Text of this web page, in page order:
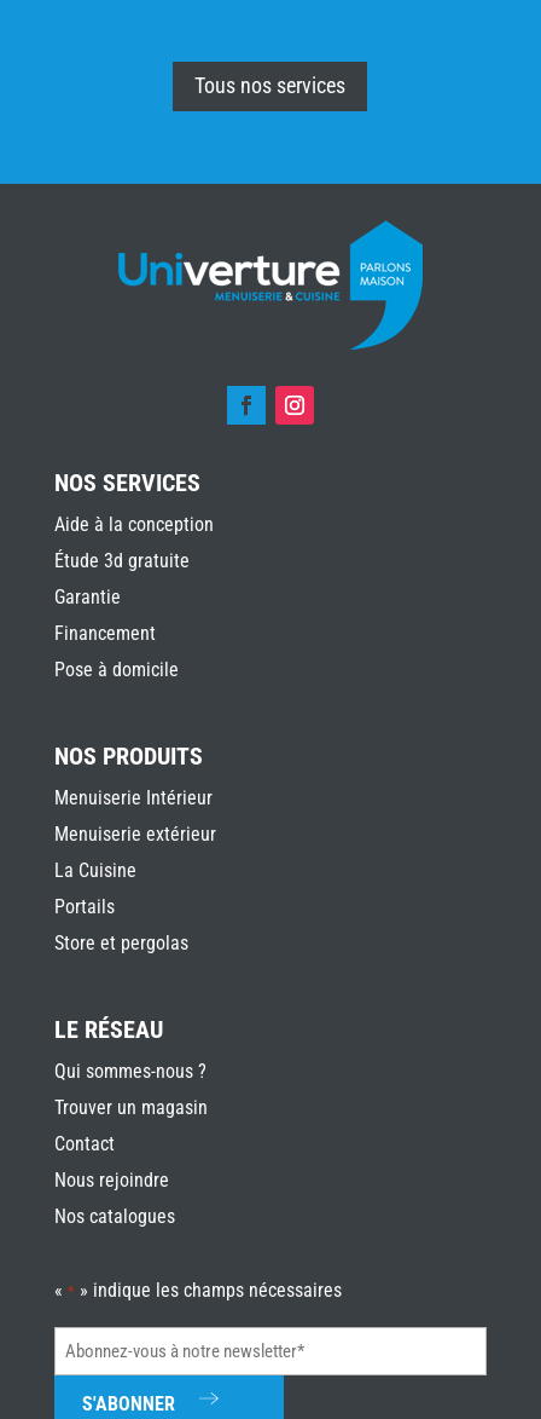
Tous nos services
NOS SERVICES
Aide à la conception
Étude 3d gratuite
Garantie
Financement
Pose à domicile
NOS PRODUITS
Menuiserie Intérieur
Menuiserie extérieur
La Cuisine
Portails
Store et pergolas
LE RÉSEAU
Qui sommes-nous ?
Trouver un magasin
Contact
Nous rejoindre
Nos catalogues
« * » indique les champs nécessaires
Abonnez-
vous